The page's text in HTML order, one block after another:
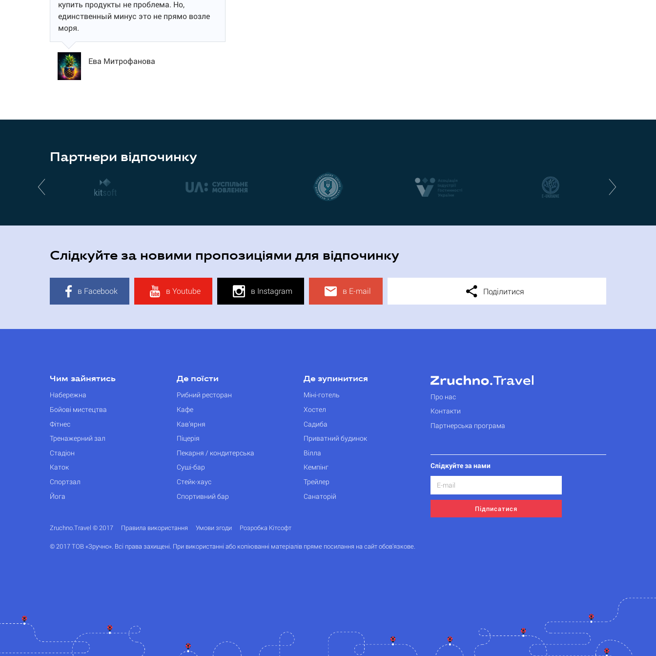
купить продукты не проблема. Но,
единственный минус это не прямо возле
моря.
Ева Митрофанова
Партнери відпочинку
Слідкуйте за новими пропозиціями для відпочинку
в Facebook в Youtube в Instagram в E-mail Поділитися
Чим зайнятись
Набережна
Бойові мистецтва
Фітнес
Тренажерний зал
Стадіон
Каток
Спортзал
Йога
Де поїсти
Рибний ресторан
Кафе
Кав’ярня
Піцерія
Пекарня / кондитерська
Суші-бар
Стейк-хаус
Спортивний бар
Де зупинитися
Міні-готель
Хостел
Садиба
Приватний будинок
Вілла
Кемпінг
Трейлер
Санаторій
Про нас
Контакти
Партнерська програма
Слідкуйте за нами
Підписатися
Zruchno.Travel © 2017 Правила використання Умови згоди Розробка Кітсофт
© 2017 ТОВ «Зручно». Всі права захищені. При використанні або копіюванні матеріалів пряме посилання на сайт обов'язкове.